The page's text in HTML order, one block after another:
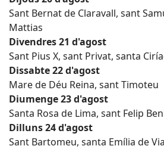
Sant Bernat de Claravall, sant
Mattias
Divendres 21 d'agost
Sant Pius X, sant Privat, santa
Dissabte 22 d'agost
Mare de Déu Reina, sant Timoteu
Diumenge 23 d'agost
Santa Rosa de Lima, sant Felip
Dilluns 24 d'agost
Sant Bartomeu, santa Emília de